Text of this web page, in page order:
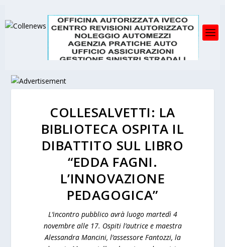
COLLESALVETTI: LA
BIBLIOTECA OSPITA IL
DIBATTITO SUL LIBRO
“EDDA FAGNI.
L’INNOVAZIONE
PEDAGOGICA”
L’incontro pubblico avrà luogo martedì 4
novembre alle 17. Ospiti l’autrice e maestra
Alessandra Mancini, l’assessore Fantozzi, la